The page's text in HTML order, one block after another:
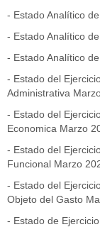
- Estado Analítico
- Estado Analítico
- Estado Analítico
- Estado del
Administrativa
- Estado del
Economica Marzo
- Estado del
Funcional Marzo
- Estado del
Objeto del Gasto
- Estado de